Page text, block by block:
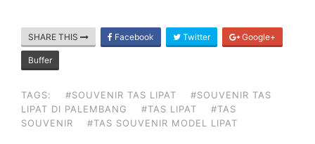
SHARE THIS Facebook Twitter Google+
Buffer
TAGS: #SOUVENIR TAS LIPAT
#SOUVENIR TAS
LIPAT DI PALEMBANG
#TAS LIPAT
#TAS
SOUVENIR
#TAS SOUVENIR MODEL LIPAT